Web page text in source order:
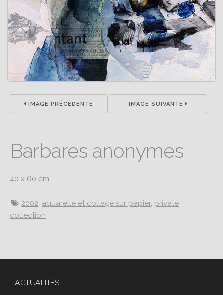
IMAGE PRÉCÉDENTE IMAGE SUIVANTE
Barbares anonymes
40 x 60 cm
2002, aquarelle et collage sur papier, private
collection
ACTUALITÉS